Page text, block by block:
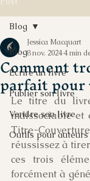
Blog
Écrire un livre
Publier son livre
Vendre son livre
Outils pour auteurs
Blog
Comment
parfait
Jessica Macquart
8 nov. 20244 min
Le titre du
indissociable et
Titre-
réussissez à
ces trois
forcément à